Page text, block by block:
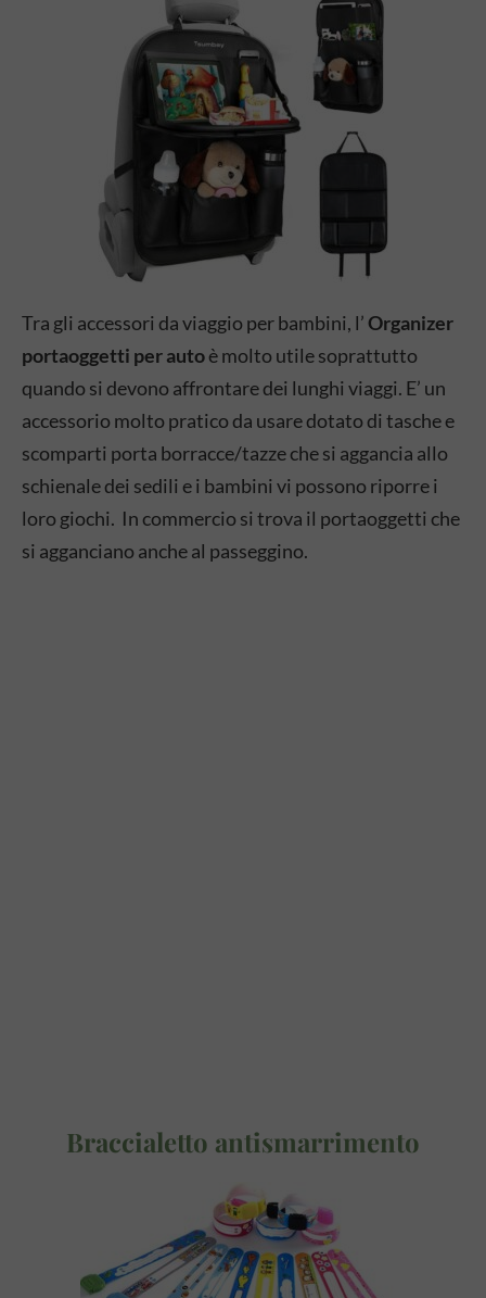
Tra gli accessori da viaggio per bambini, l’Organizer
portaoggetti per autoè molto utile soprattutto
quando si devono affrontare dei lunghi viaggi. E’ un
accessorio molto pratico da usare dotato di tasche e
scomparti porta borracce/tazze che si aggancia allo
schienale dei sedili e i bambini vi possono riporre i
loro giochi. In commercio si trova il portaoggetti che
si agganciano anche al passeggino.
Braccialetto antismarrimento